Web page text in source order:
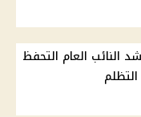
الـ4% تناشد النائب العام التحفظ